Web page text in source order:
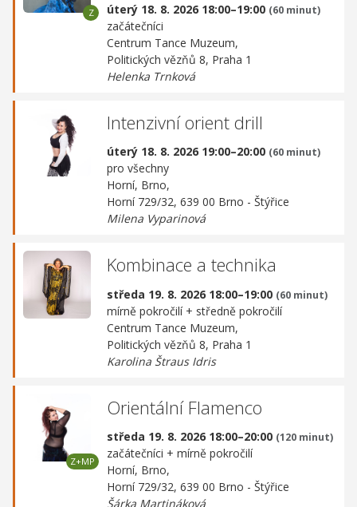
úterý 18. 8. 2026 18:00–19:00 (60 minut)
začátečníci
Centrum Tance Muzeum,
Politických vězňů 8, Praha 1
Helenka Trnková
Intenzivní orient drill
úterý 18. 8. 2026 19:00–20:00 (60 minut)
pro všechny
Horní, Brno,
Horní 729/32, 639 00 Brno - Štýřice
Milena Vyparinová
Kombinace a technika
středa 19. 8. 2026 18:00–19:00 (60 minut)
mírně pokročilí + středně pokročilí
Centrum Tance Muzeum,
Politických vězňů 8, Praha 1
Karolina Štraus Idris
Orientální Flamenco
středa 19. 8. 2026 18:00–20:00 (120 minut)
začátečníci + mírně pokročilí
Horní, Brno,
Horní 729/32, 639 00 Brno - Štýřice
Šárka Martináková